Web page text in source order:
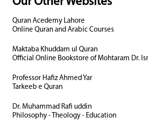
Quran Acedemy Lahore
Online Quran and Arabic Courses
Maktaba Khuddam ul Quran
Official Online Bookstore of Mohtaram Dr.
Professor Hafiz Ahmed Yar
Tarkeeb e Quran
Dr. Muhammad Rafi uddin
Philosophy - Theology - Education